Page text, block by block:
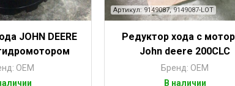
JOHN DEERE
OEM
Артикул: 9149087, 9149087-LOT
Редуктор хода с
John deere 200CLC
Бренд: OEM
В наличии